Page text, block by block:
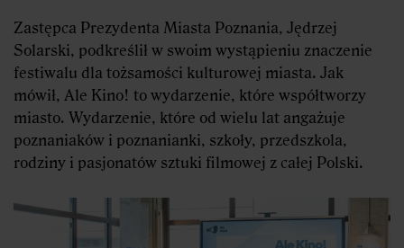
Zastępca Prezydenta Miasta Poznania, Jędrzej
Solarski, podkreślił w swoim wystąpieniu znaczenie
festiwalu dla tożsamości kulturowej miasta. Jak
mówił, Ale Kino! to wydarzenie, które współtworzy
miasto. Wydarzenie, które od wielu lat angażuje
poznaniaków i poznanianki, szkoły, przedszkola,
rodziny i pasjonatów sztuki filmowej z całej Polski.